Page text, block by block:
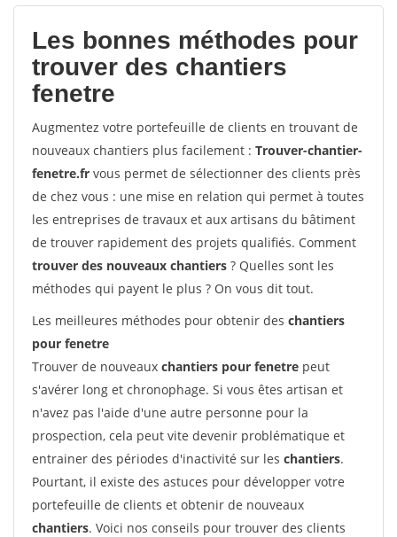
votes
Les bonnes méthodes pour
trouver des chantiers
fenetre
Augmentez votre portefeuille de clients en trouvant de
nouveaux chantiers plus facilement : Trouver-chantier-
fenetre.fr vous permet de sélectionner des clients près
de chez vous : une mise en relation qui permet à toutes
les entreprises de travaux et aux artisans du bâtiment
de trouver rapidement des projets qualifiés. Comment
trouver des nouveaux chantiers ? Quelles sont les
méthodes qui payent le plus ? On vous dit tout.
Les meilleures méthodes pour obtenir des chantiers
pour fenetre
Trouver de nouveaux chantiers pour fenetre peut
s'avérer long et chronophage. Si vous êtes artisan et
n'avez pas l'aide d'une autre personne pour la
prospection, cela peut vite devenir problématique et
entrainer des périodes d'inactivité sur les chantiers.
Pourtant, il existe des astuces pour développer votre
portefeuille de clients et obtenir de nouveaux
chantiers. Voici nos conseils pour trouver des clients